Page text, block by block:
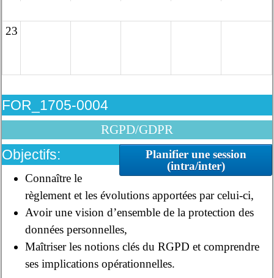
23
FOR_1705-0004
RGPD/GDPR
Planifier une session
(intra/inter)
Objectifs:
Connaître le
règlement et les évolutions apportées par celui-ci,
Avoir une vision d’ensemble de la protection des
données personnelles,
Maîtriser les notions clés du RGPD et comprendre
ses implications opérationnelles.